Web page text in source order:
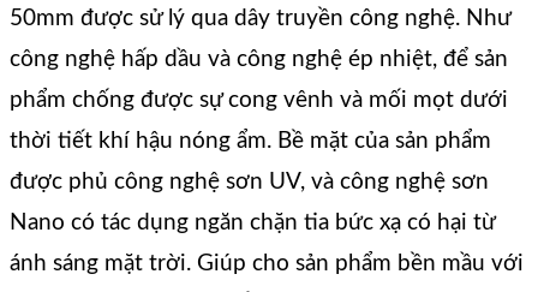
50mm được sử lý qua dây truyền công nghệ. Như
công nghệ hấp dầu và công nghệ ép nhiệt, để sản
phẩm chống được sự cong vênh và mối mọt dưới
thời tiết khí hậu nóng ẩm. Bề mặt của sản phẩm
được phủ công nghệ sơn UV, và công nghệ sơn
Nano có tác dụng ngăn chặn tia bức xạ có hại từ
ánh sáng mặt trời. Giúp cho sản phẩm bền mầu với